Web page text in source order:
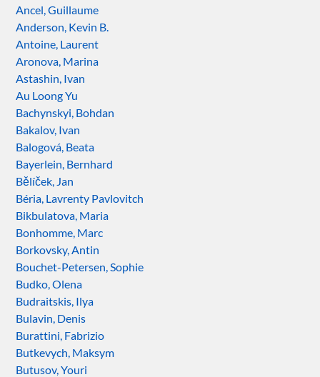
Ancel, Guillaume
Anderson, Kevin B.
Antoine, Laurent
Aronova, Marina
Astashin, Ivan
Au Loong Yu
Bachynskyi, Bohdan
Bakalov, Ivan
Balogová, Beata
Bayerlein, Bernhard
Bělíček, Jan
Béria, Lavrenty Pavlovitch
Bikbulatova, Maria
Bonhomme, Marc
Borkovsky, Antin
Bouchet-Petersen, Sophie
Budko, Olena
Budraitskis, Ilya
Bulavin, Denis
Burattini, Fabrizio
Butkevych, Maksym
Butusov, Youri